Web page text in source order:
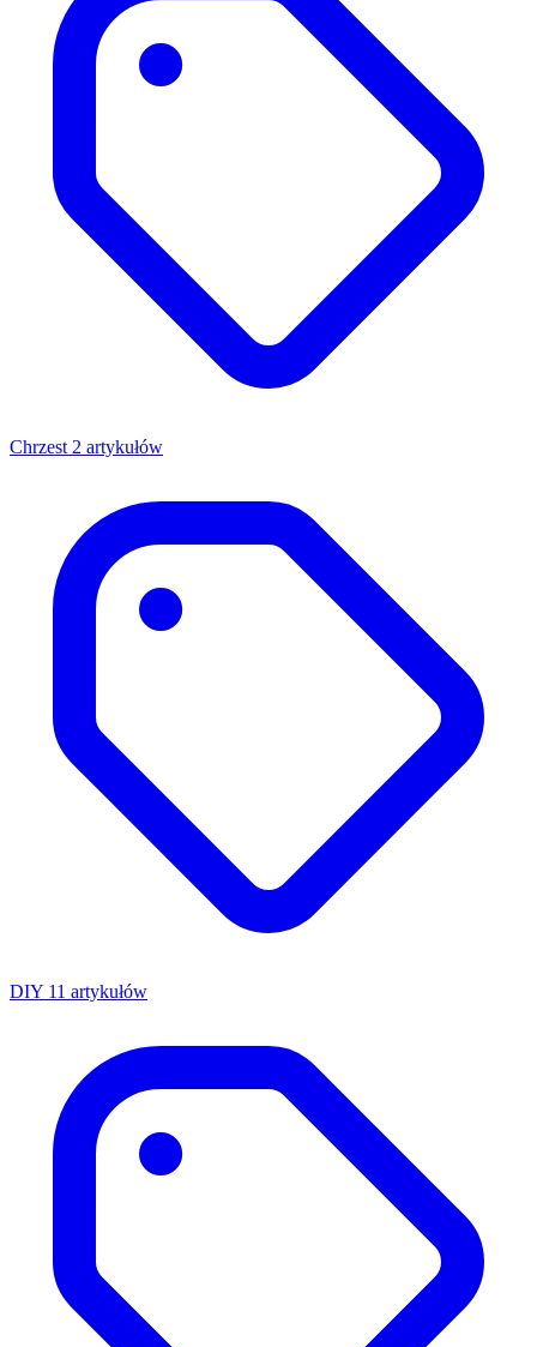
Chrzest 2 artykułów
DIY 11 artykułów